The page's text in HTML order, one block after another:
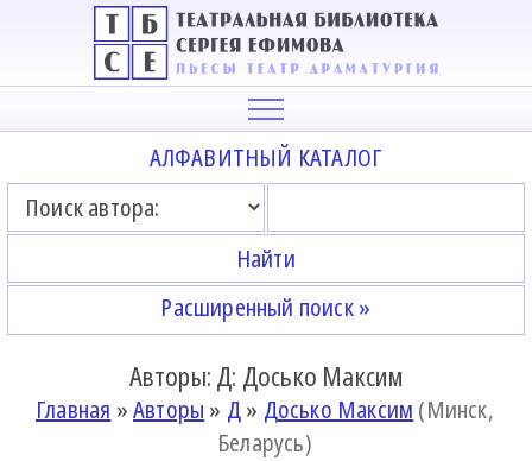
АЛФАВИТНЫЙ КАТАЛОГ
Расширенный поиск »
Авторы: Д: Досько Максим
Главная »Авторы » Д» Досько Максим (Минск,
Беларусь)